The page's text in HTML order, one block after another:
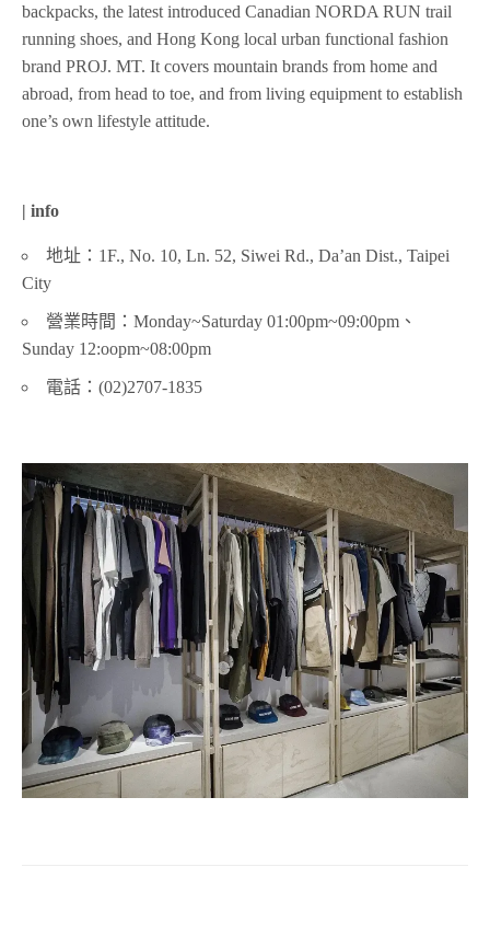
backpacks, the latest introduced Canadian NORDA RUN trail
running shoes, and Hong Kong local urban functional fashion
brand PROJ. MT. It covers mountain brands from home and
abroad, from head to toe, and from living equipment to establish
one’s own lifestyle attitude.
| info
地址：1F., No. 10, Ln. 52, Siwei Rd., Da’an Dist., Taipei
City
營業時間：Monday~Saturday 01:00pm~09:00pm、
Sunday 12:oopm~08:00pm
電話：(02)2707-1835